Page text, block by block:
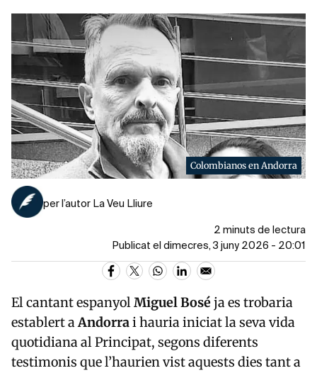
Colombianos en Andorra
per l’autor La Veu Lliure
2 minuts de lectura
Publicat el dimecres, 3 juny 2026 - 20:01
El cantant espanyolMiguel Boséja es trobaria
establert aAndorrai hauria iniciat la seva vida
quotidiana al Principat, segons diferents
testimonis que l’haurien vist aquests dies tant a